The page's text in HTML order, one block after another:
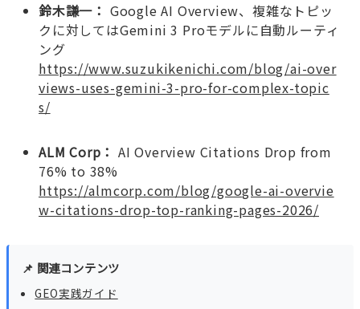
鈴木謙一： Google AI Overview、複雑なトピッ
クに対してはGemini 3 Proモデルに自動ルーティ
ング
https://www.suzukikenichi.com/blog/ai-over
views-uses-gemini-3-pro-for-complex-topic
s/
ALM Corp： AI Overview Citations Drop from
76% to 38%
https://almcorp.com/blog/google-ai-overvie
w-citations-drop-top-ranking-pages-2026/
📌 関連コンテンツ
GEO実践ガイド